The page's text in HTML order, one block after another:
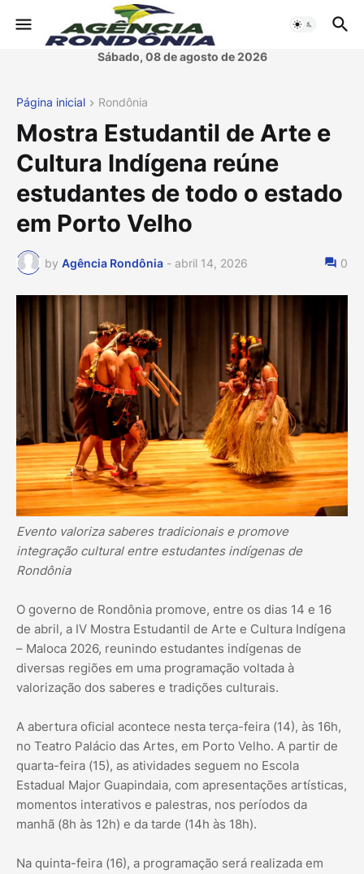
Sábado, 08 de agosto de 2026
Página inicial Rondônia
Mostra Estudantil de Arte e
Cultura Indígena reúne
estudantes de todo o estado
em Porto Velho
by Agência Rondônia - abril 14, 2026 0
Evento valoriza saberes tradicionais e promove
integração cultural entre estudantes indígenas de
Rondônia
O governo de Rondônia promove, entre os dias 14 e 16
de abril, a IV Mostra Estudantil de Arte e Cultura Indígena
– Maloca 2026, reunindo estudantes indígenas de
diversas regiões em uma programação voltada à
valorização dos saberes e tradições culturais.
A abertura oficial acontece nesta terça-feira (14), às 16h,
no Teatro Palácio das Artes, em Porto Velho. A partir de
quarta-feira (15), as atividades seguem no Escola
Estadual Major Guapindaia, com apresentações artísticas,
momentos interativos e palestras, nos períodos da
manhã (8h às 12h) e da tarde (14h às 18h).
Na quinta-feira (16), a programação será realizada em